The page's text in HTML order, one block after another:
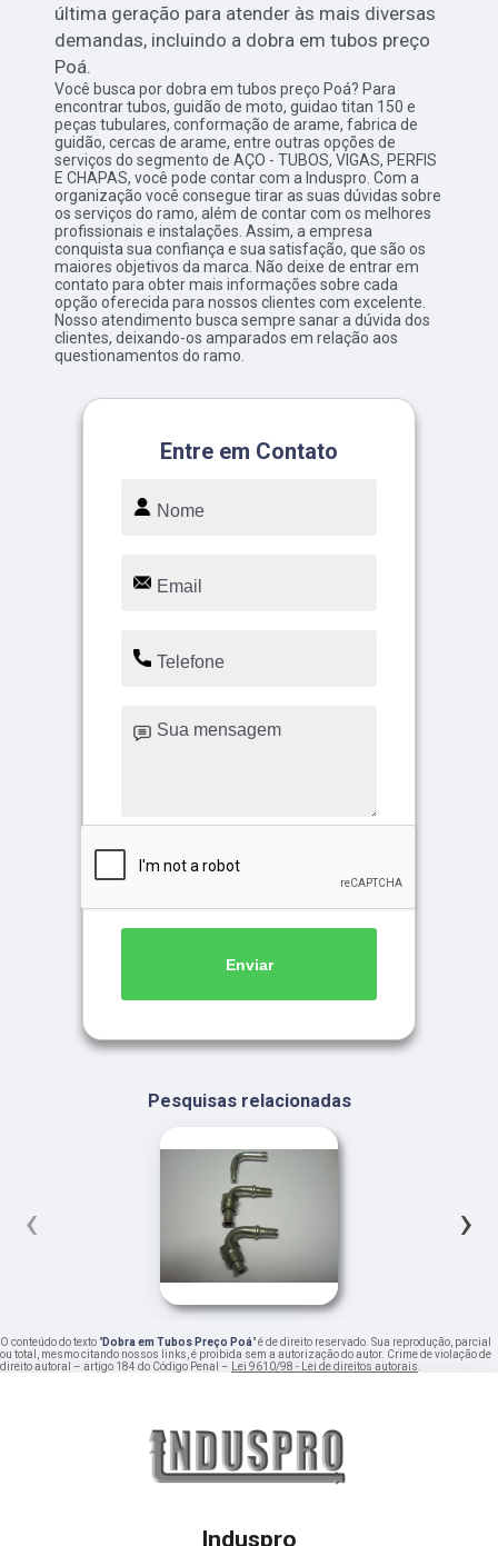
última geração para atender às mais diversas
demandas, incluindo a dobra em tubos preço
Poá.
Você busca por dobra em tubos preço Poá? Para
encontrar tubos, guidão de moto, guidao titan 150 e
peças tubulares, conformação de arame, fabrica de
guidão, cercas de arame, entre outras opções de
serviços do segmento de AÇO - TUBOS, VIGAS, PERFIS
E CHAPAS, você pode contar com a Induspro. Com a
organização você consegue tirar as suas dúvidas sobre
os serviços do ramo, além de contar com os melhores
profissionais e instalações. Assim, a empresa
conquista sua confiança e sua satisfação, que são os
maiores objetivos da marca. Não deixe de entrar em
contato para obter mais informações sobre cada
opção oferecida para nossos clientes com excelente.
Nosso atendimento busca sempre sanar a dúvida dos
clientes, deixando-os amparados em relação aos
questionamentos do ramo.
Entre em Contato
Enviar
Pesquisas relacionadas
‹ ›
O conteúdo do texto "Dobra em Tubos Preço Poá" é de direito reservado. Sua reprodução, parcial
ou total, mesmo citando nossos links, é proibida sem a autorização do autor. Crime de violação de
direito autoral – artigo 184 do Código Penal – Lei 9610/98 - Lei de direitos autorais.
Induspro